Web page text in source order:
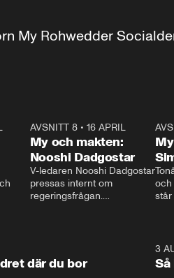
My Rohwedder
AVSNITT 8• 16 APRIL
My och makten:
Nooshi Dadgostar
V-ledaren Nooshi Dadgostar
pressas internt om
regeringsfrågan.
– Vi ställer upp i val. Ska vi
vara med så sitter vi förstås
och
står
där du bor
3
Så